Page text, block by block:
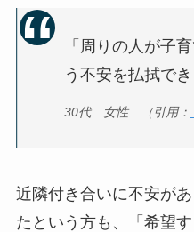
「周りの人が子
う不安を払拭でき
30代 女性 （引用：
近隣付き合いに不安が
たという方も、「希望